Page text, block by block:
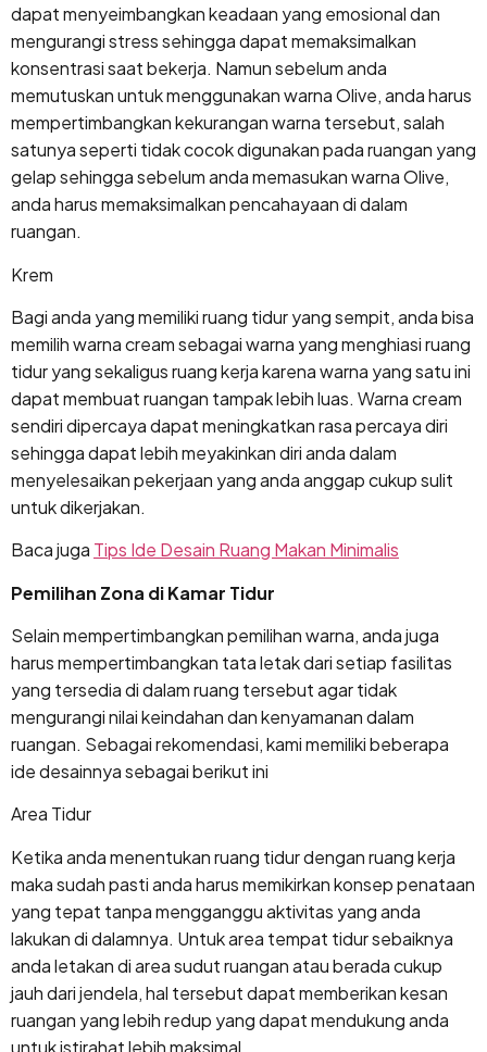
dapat menyeimbangkan keadaan yang emosional dan
mengurangi stress sehingga dapat memaksimalkan
konsentrasi saat bekerja. Namun sebelum anda
memutuskan untuk menggunakan warna Olive, anda harus
mempertimbangkan kekurangan warna tersebut, salah
satunya seperti tidak cocok digunakan pada ruangan yang
gelap sehingga sebelum anda memasukan warna Olive,
anda harus memaksimalkan pencahayaan di dalam
ruangan.
Krem
Bagi anda yang memiliki ruang tidur yang sempit, anda bisa
memilih warna cream sebagai warna yang menghiasi ruang
tidur yang sekaligus ruang kerja karena warna yang satu ini
dapat membuat ruangan tampak lebih luas. Warna cream
sendiri dipercaya dapat meningkatkan rasa percaya diri
sehingga dapat lebih meyakinkan diri anda dalam
menyelesaikan pekerjaan yang anda anggap cukup sulit
untuk dikerjakan.
Baca juga Tips Ide Desain Ruang Makan Minimalis
Pemilihan Zona di Kamar Tidur
Selain mempertimbangkan pemilihan warna, anda juga
harus mempertimbangkan tata letak dari setiap fasilitas
yang tersedia di dalam ruang tersebut agar tidak
mengurangi nilai keindahan dan kenyamanan dalam
ruangan. Sebagai rekomendasi, kami memiliki beberapa
ide desainnya sebagai berikut ini
Area Tidur
Ketika anda menentukan ruang tidur dengan ruang kerja
maka sudah pasti anda harus memikirkan konsep penataan
yang tepat tanpa mengganggu aktivitas yang anda
lakukan di dalamnya. Untuk area tempat tidur sebaiknya
anda letakan di area sudut ruangan atau berada cukup
jauh dari jendela, hal tersebut dapat memberikan kesan
ruangan yang lebih redup yang dapat mendukung anda
untuk istirahat lebih maksimal.